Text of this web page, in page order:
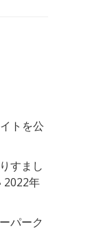
トを公
すまし
2022年
パーク